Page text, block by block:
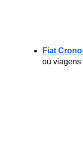
Fiat
ou viagens